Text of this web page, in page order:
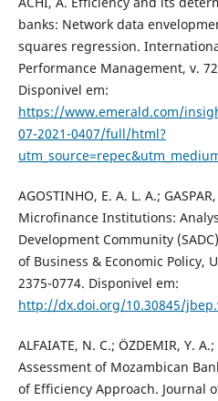
banks: Network data
squares regression.
Performance Management, v.
Disponivel em:
https://www.emerald.com/
07-2021-0407/full/html?
AGOSTINHO, E. A. L. A.;
Microfinance Institutions:
Development Community
of Business & Economic Policy,
2375-0774. Disponivel em:
http://dx.doi.org/10.30845/
ALFAIATE, N. C.; ÖZDEMIR, Y.
Assessment of Mozambican
of Efficiency Approach. Journal